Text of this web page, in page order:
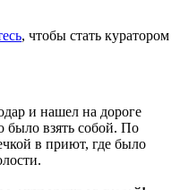
, чтобы стать куратором
и нашел на дороге
взять собой. По
в приют, где было